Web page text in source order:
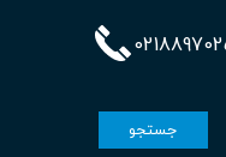
جستجو